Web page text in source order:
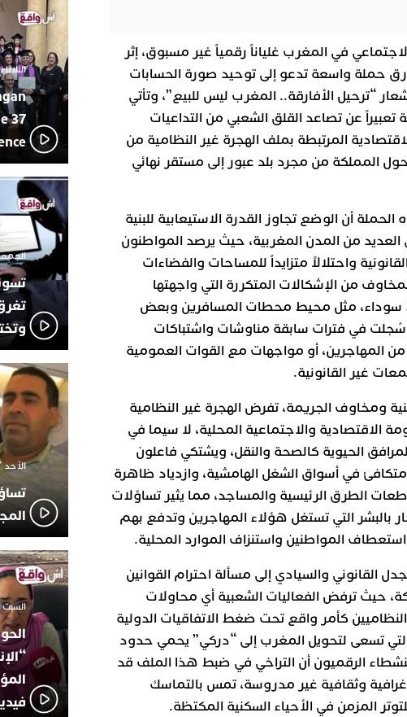
في المغرب غلياناً رقمياً غير مسبوق، إثر
حملة واسعة تدعو إلى توحيد صورة الحسابات
“ترحيل الأفارقة.. المغرب ليس للبيع”، وتأتي
عن تصاعد القلق الشعبي من التداعيات
المرتبطة بملف الهجرة غير النظامية من
المملكة من مجرد بلد عبور إلى مستقر نهائي
أن الوضع تجاوز القدرة الاستيعابية للبنية
العديد من المدن المغربية، حيث يرصد المواطنون
واحتلالاً متزايداً للمساحات والفضاءات
من الإشكالات المتكررة التي واجهتها
سوداء، مثل محيط محطات المسافرين وبعض
سُجلت في فترات سابقة مناوشات واشتباكات
المهاجرين، أو مواجهات مع القوات العمومية
غير القانونية.
ومخاوف الجريمة، تفرض الهجرة غير النظامية
الاقتصادية والاجتماعية المحلية، لا سيما في
الحيوية كالصحة والنقل، ويشتكي فاعلون
في أسواق الشغل الهامشية، وازدياد ظاهرة
الطرق الرئيسية والمساجد، مما يثير تساؤلات
بالبشر التي تستغل هؤلاء المهاجرين وتدفع بهم
استعطاف المواطنين واستنزاف الموارد المحلية.
القانوني والسيادي إلى مسألة احترام القوانين
حيث ترفض الفعاليات الشعبية أي محاولات
كأمر واقع تحت ضغط الاتفاقيات الدولية
التي تسعى لتحويل المغرب إلى “دركي” يحمي حدود
الرقميون أن التراخي في ضبط هذا الملف قد
وثقافية غير مدروسة، تمس بالتماسك
المزمن في الأحياء السكنية المكتظة.
13:02 محمد
22:36 أبوظبي
العرش
بن زايد
13:30دنيا
بأداء
19:11يقظة
مثيرة
بالجديدة
17:27اتحاد
دورة
الثلاثاء 10 مارس 2026 -
37
الجمعة 26 ديسمبر
الأحد 7 ديسمبر 2025 - 21:42
السبت 18 أكتوبر 2025 - 14:35